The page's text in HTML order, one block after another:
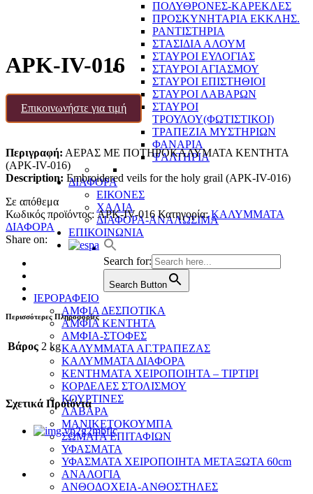
ΠΟΛΥΘΡΟΝΕΣ-ΚΑΡΕΚΛΕΣ
ΠΡΟΣΚΥΝΗΤΑΡΙΑ ΕΚΚΛΗΣ.
ΡΑΝΤΙΣΤΗΡΙΑ
ΣΤΑΣΙΔΙΑ ΑΛΟΥΜ
ΣΤΑΥΡΟΙ ΕΥΛΟΓΙΑΣ
ΣΤΑΥΡΟΙ ΑΓΙΑΣΜΟΥ
ΣΤΑΥΡΟΙ ΕΠΙΣΤΗΘΙΟΙ
ΣΤΑΥΡΟΙ ΛΑΒΑΡΩΝ
ΣΤΑΥΡΟΙ
ΤΡΟΥΛΟΥ(ΦΩΤΙΣΤΙΚΟΙ)
ΤΡΑΠΕΖΙΑ ΜΥΣΤΗΡΙΩΝ
ΦΑΝΑΡΙΑ
ΨΑΛΤΗΡΙΑ
ΔΙΑΦΟΡΑ
ΕΙΚΟΝΕΣ
ΧΑΛΙΑ
ΔΙΑΦΟΡΑ-ΑΝΑΛΩΣΙΜΑ
ΕΠΙΚΟΙΝΩΝΙΑ
Search for:
Search Button
ΙΕΡΟΡΑΦΕΙΟ
ΑΜΦΙΑ ΔΕΣΠΟΤΙΚΑ
ΑΜΦΙΑ ΚΕΝΤΗΤΑ
ΑΜΦΙΑ-ΣΤΟΦΕΣ
ΚΑΛΥΜΜΑΤΑ ΑΓ.ΤΡΑΠΕΖΑΣ
ΚΑΛΥΜΜΑΤΑ ΔΙΑΦΟΡΑ
ΚΕΝΤΗΜΑΤΑ ΧΕΙΡΟΠΟΙΗΤΑ – ΤΙΡΤΙΡΙ
ΚΟΡΔΕΛΕΣ ΣΤΟΛΙΣΜΟΥ
ΚΟΥΡΤΙΝΕΣ
ΛΑΒΑΡΑ
ΜΑΝΙΚΕΤΟΚΟΥΜΠΑ
ΣΩΜΑΤΑ ΕΠΙΤΑΦΙΩΝ
ΥΦΑΣΜΑΤΑ
ΥΦΑΣΜΑΤΑ ΧΕΙΡΟΠΟΙΗΤΑ ΜΕΤΑΞΩΤΑ 60cm
ΑΝΑΛΟΓΙΑ
ΑΝΘΟΔΟΧΕΙΑ-ΑΝΘΟΣΤΗΛΕΣ
APK-IV-016
Επικοινωνήστε για τιμή
Περιγραφή: ΑΕΡΑΣ ΜΕ ΠΟΤΗΡΟΚΑΛΥΜΑΤΑ ΚΕΝΤΗΤΑ
(APK-IV-016)
Description: Embroidered veils for the holy grail (APK-IV-016)
Σε απόθεμα
Κωδικός προϊόντος:APK-IV-016 Κατηγορία:ΚΑΛΥΜΜΑΤΑ
ΔΙΑΦΟΡΑ
Share on:
Περισσότερες Πληροφορίες
Βάρος 2 kg
Σχετικά Προϊόντα